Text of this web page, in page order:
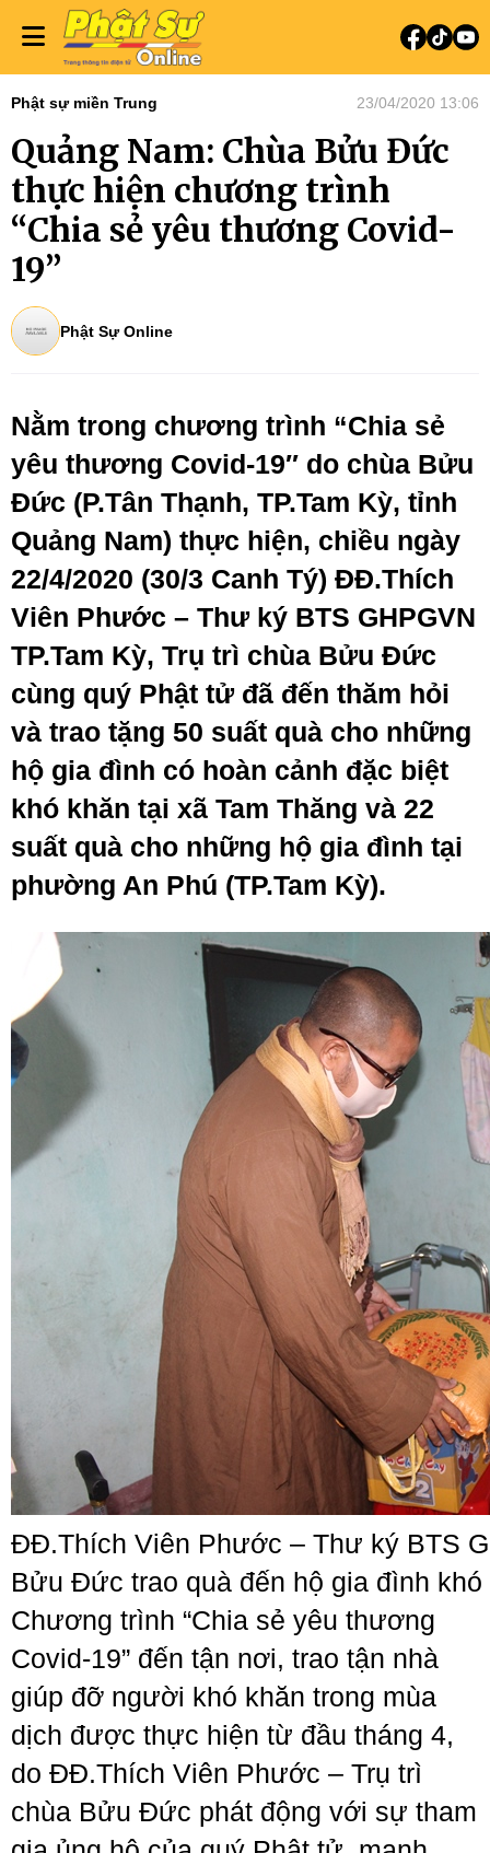
Phật sự miền Trung 23/04/2020 13:06
Quảng Nam: Chùa Bửu Đức
thực hiện chương trình
“Chia sẻ yêu thương Covid-
19”
Phật Sự Online
Nằm trong chương trình “Chia sẻ
yêu thương Covid-19″ do chùa Bửu
Đức (P.Tân Thạnh, TP.Tam Kỳ, tỉnh
Quảng Nam) thực hiện, chiều ngày
22/4/2020 (30/3 Canh Tý) ĐĐ.Thích
Viên Phước – Thư ký BTS GHPGVN
TP.Tam Kỳ, Trụ trì chùa Bửu Đức
cùng quý Phật tử đã đến thăm hỏi
và trao tặng 50 suất quà cho những
hộ gia đình có hoàn cảnh đặc biệt
khó khăn tại xã Tam Thăng và 22
suất quà cho những hộ gia đình tại
phường An Phú (TP.Tam Kỳ).
ĐĐ.Thích Viên Phước – Thư ký BTS
Bửu Đức trao quà đến hộ gia đình khó
Chương trình “Chia sẻ yêu thương
Covid-19” đến tận nơi, trao tận nhà
giúp đỡ người khó khăn trong mùa
dịch được thực hiện từ đầu tháng 4,
do ĐĐ.Thích Viên Phước – Trụ trì
chùa Bửu Đức phát động với sự tham